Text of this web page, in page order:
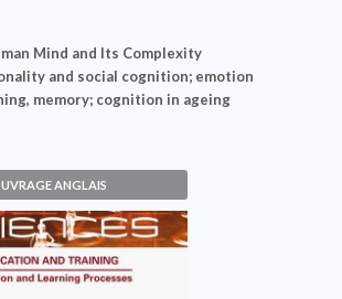
Mind and Its Complexity
and social cognition; emotion
memory; cognition in ageing
ANGLAIS